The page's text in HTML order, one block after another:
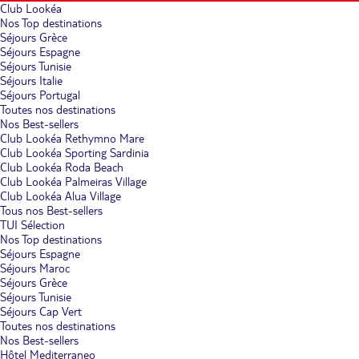
Club Lookéa
Nos Top destinations
Séjours Grèce
Séjours Espagne
Séjours Tunisie
Séjours Italie
Séjours Portugal
Toutes nos destinations
Nos Best-sellers
Club Lookéa Rethymno Mare
Club Lookéa Sporting Sardinia
Club Lookéa Roda Beach
Club Lookéa Palmeiras Village
Club Lookéa Alua Village
Tous nos Best-sellers
TUI Sélection
Nos Top destinations
Séjours Espagne
Séjours Maroc
Séjours Grèce
Séjours Tunisie
Séjours Cap Vert
Toutes nos destinations
Nos Best-sellers
Hôtel Mediterraneo